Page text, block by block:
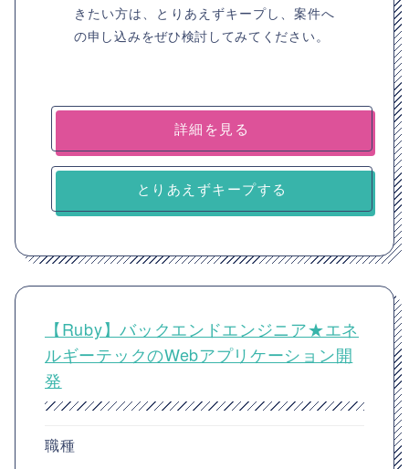
きたい方は、とりあえずキープし、案件へ
の申し込みをぜひ検討してみてください。
詳細を見る
とりあえずキープする
【Ruby】バックエンドエンジニア★エネ
ルギーテックのWebアプリケーション開
発
職種